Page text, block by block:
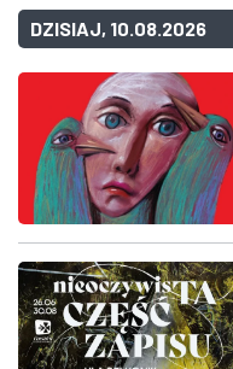
DZISIAJ, 10.08.2026